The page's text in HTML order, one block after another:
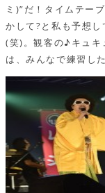
ミ)”だ！タイムテー
かして?と私も予想
(笑)。観客の♪キュキ
は、みんなで練習し